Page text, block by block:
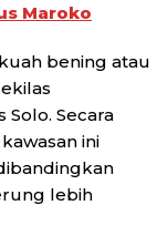
Maroko
bening atau
Secara
ini
lebih